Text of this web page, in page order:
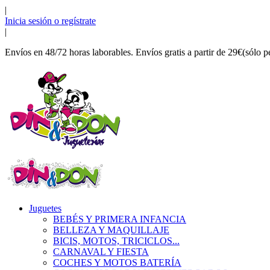
|
Inicia sesión o regístrate
|
Envíos en 48/72 horas laborables. Envíos gratis a partir de 29€(sólo
Juguetes
BEBÉS Y PRIMERA INFANCIA
BELLEZA Y MAQUILLAJE
BICIS, MOTOS, TRICICLOS...
CARNAVAL Y FIESTA
COCHES Y MOTOS BATERÍA